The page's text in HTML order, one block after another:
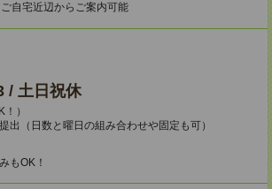
自宅近辺からご案内可能
/ 土日祝休
）
出（日数と曜日の組み合わせや固定も可）
もOK！